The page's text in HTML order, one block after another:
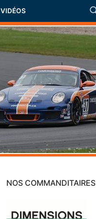
VIDÉOS
NOS COMMANDITAIRES